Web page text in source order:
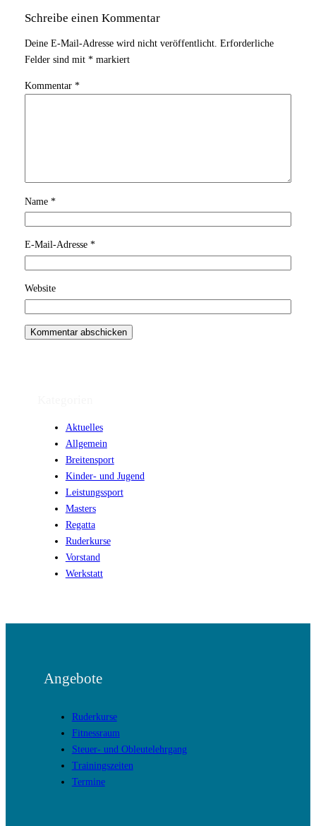
Schreibe einen Kommentar
Deine E-Mail-Adresse wird nicht veröffentlicht. Erforderliche
Felder sind mit *markiert
Kommentar *
Name *
E-Mail-Adresse *
Website
Aktuelles
Allgemein
Breitensport
Kinder- und Jugend
Leistungssport
Masters
Regatta
Ruderkurse
Vorstand
Werkstatt
Angebote
Ruderkurse
Fitnessraum
Steuer- und Obleutelehrgang
Trainingszeiten
Termine